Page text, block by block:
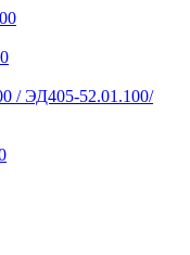
/ ЭД405-52.01.100/